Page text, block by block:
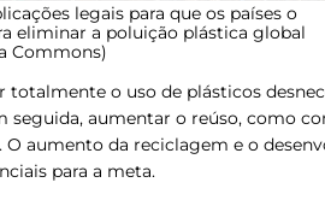
legais para que os países o
eliminar a poluição plástica global
Commons)
totalmente o uso de plásticos
seguida, aumentar o reúso, como
O aumento da reciclagem e o
para a meta.